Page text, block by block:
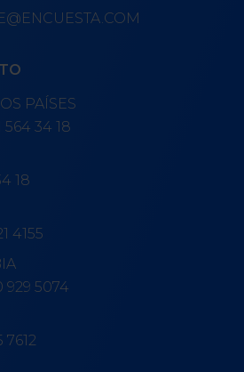
PAÍSES
34 18
18
4155
929 5074